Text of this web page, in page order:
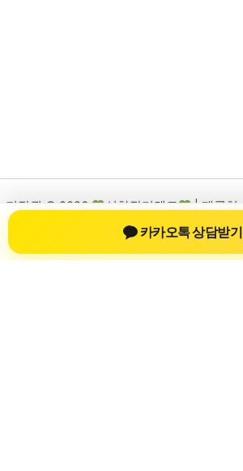
저작권 © 2026 신차장기렌트 | 제공처:
테마
카카오톡 상담받기